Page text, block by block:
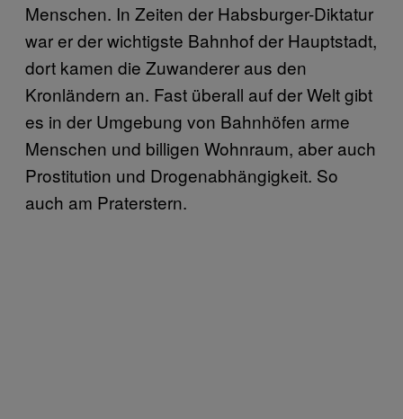
Menschen. In Zeiten der Habsburger-Diktatur
war er der wichtigste Bahnhof der Hauptstadt,
dort kamen die Zuwanderer aus den
Kronländern an. Fast überall auf der Welt gibt
es in der Umgebung von Bahnhöfen arme
Menschen und billigen Wohnraum, aber auch
Prostitution und Drogenabhängigkeit. So
auch am Praterstern.